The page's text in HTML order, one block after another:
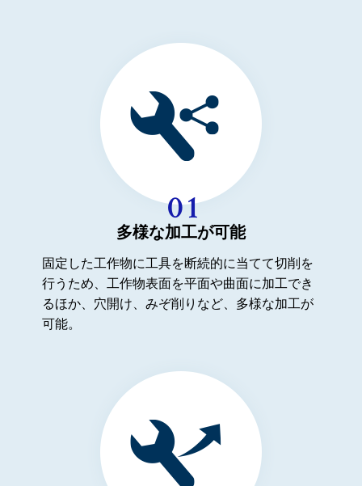
多様な加工が可能
固定した工作物に工具を断続的に当てて切削を
行うため、工作物表面を平面や曲面に加工でき
るほか、穴開け、みぞ削りなど、多様な加工が
可能。